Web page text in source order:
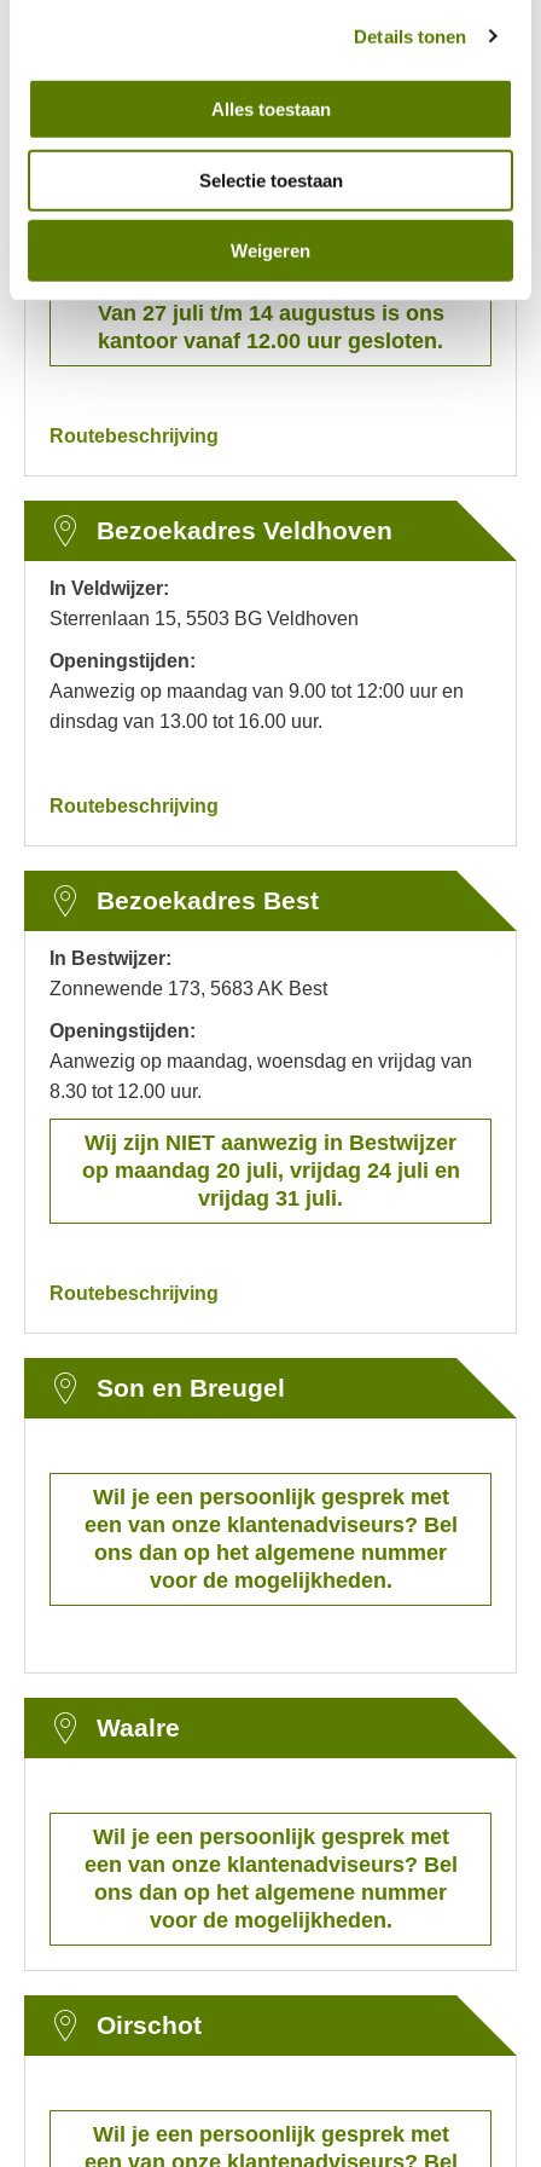
Details tonen
Alles toestaan
Selectie toestaan
Weigeren
Postadres: Postbus 787, 5600 AT Eindhoven
Vrijdag van 8.30 tot 12.00 uur.
Van 27 juli t/m 14 augustus is ons
kantoor vanaf 12.00 uur gesloten.
Routebeschrijving
Bezoekadres Veldhoven
In Veldwijzer:
Sterrenlaan 15, 5503 BG Veldhoven
Openingstijden:
Aanwezig op maandag van 9.00 tot 12:00 uur en
dinsdag van 13.00 tot 16.00 uur.
Routebeschrijving
Bezoekadres Best
In Bestwijzer:
Zonnewende 173, 5683 AK Best
Openingstijden:
Aanwezig op maandag, woensdag en vrijdag van
8.30 tot 12.00 uur.
Wij zijn NIET aanwezig in Bestwijzer
op maandag 20 juli, vrijdag 24 juli en
vrijdag 31 juli.
Routebeschrijving
Son en Breugel
Wil je een persoonlijk gesprek met
een van onze klantenadviseurs? Bel
ons dan op het algemene nummer
voor de mogelijkheden.
Waalre
Wil je een persoonlijk gesprek met
een van onze klantenadviseurs? Bel
ons dan op het algemene nummer
voor de mogelijkheden.
Oirschot
Wil je een persoonlijk gesprek met
een van onze klantenadviseurs? Bel